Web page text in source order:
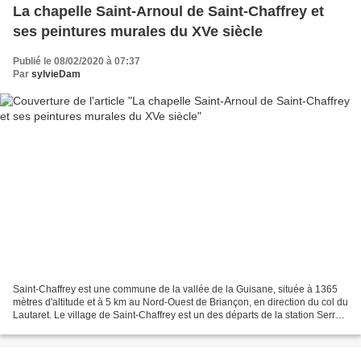
La chapelle Saint-Arnoul de Saint-Chaffrey et
ses peintures murales du XVe siècle
Publié le 08/02/2020 à 07:37
Par sylvieDam
Saint-Chaffrey est une commune de la vallée de la Guisane, située à 1365
mètres d'altitude et à 5 km au Nord-Ouest de Briançon, en direction du col du
Lautaret. Le village de Saint-Chaffrey est un des départs de la station Serre-